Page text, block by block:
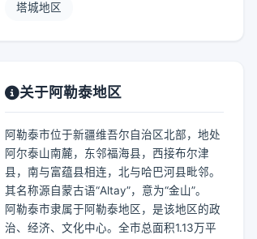
塔城地区
关于阿勒泰地区
阿勒泰市位于新疆维吾尔自治区北部，地处
阿尔泰山南麓，东邻福海县，西接布尔津
县，南与富蕴县相连，北与哈巴河县毗邻。
其名称源自蒙古语“Altay”，意为“金山”。
阿勒泰市隶属于阿勒泰地区，是该地区的政
治、经济、文化中心。全市总面积1.13万平